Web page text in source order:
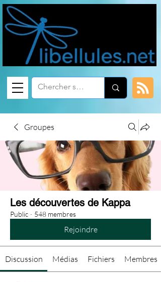
Groupes
Les découvertes de Kappa
Public · 548 membres
Rejoindre
Discussion Médias Fichiers Membres